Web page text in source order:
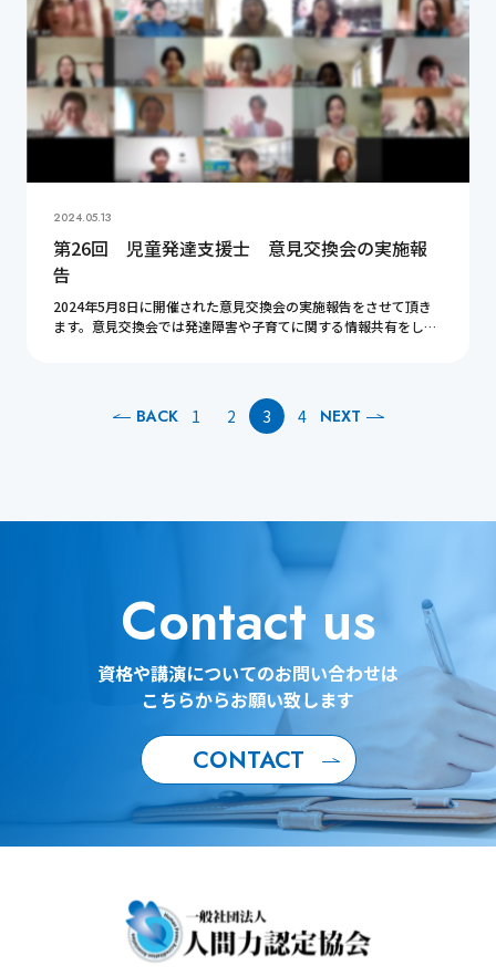
2024.05.13
第26回 児童発達支援士 意見交換会の実施報
告
2024年5月8日に開催された意見交換会の実施報告をさせて頂き
ます。意見交換会では発達障害や子育てに関する情報共有をして
BACK 1 2 3 4 NEXT
Contact us
資格や講演についてのお問い合わせは
こちらからお願い致します
CONTACT